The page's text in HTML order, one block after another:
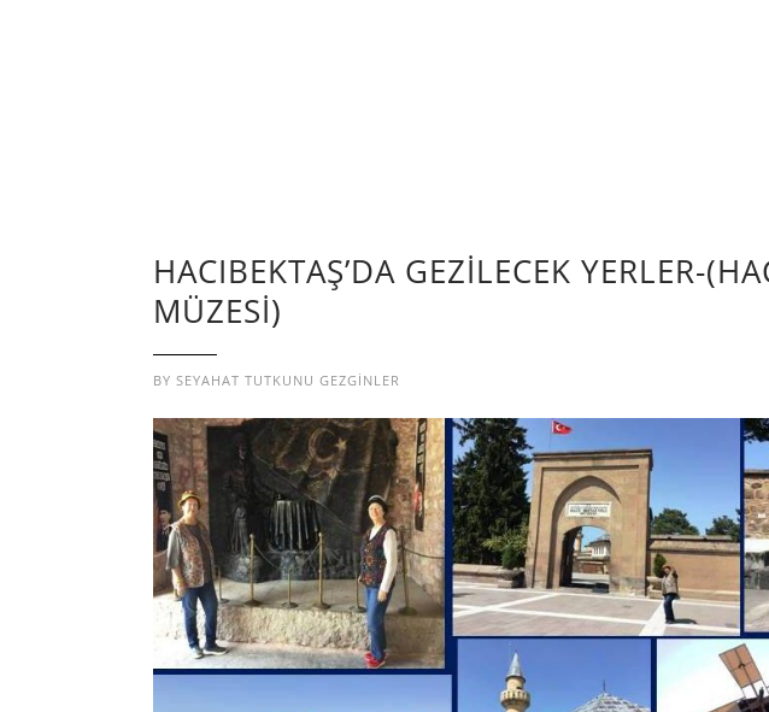
HACIBEKTAŞ’DA GEZİLECEK YERLER-
MÜZESİ)
BY SEYAHAT TUTKUNU GEZGINLER